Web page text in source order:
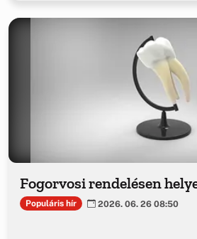
Fogorvosi rendelésen
Populáris hír 2026. 06. 26 08:50